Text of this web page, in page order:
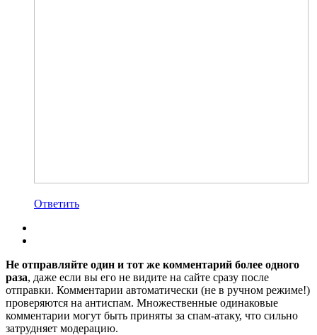
Ответить
Не отправляйте один и тот же комментарий более одного
раза, даже если вы его не видите на сайте сразу после
отправки. Комментарии автоматически (не в ручном режиме!)
проверяются на антиспам. Множественные одинаковые
комментарии могут быть приняты за спам-атаку, что сильно
затрудняет модерацию.